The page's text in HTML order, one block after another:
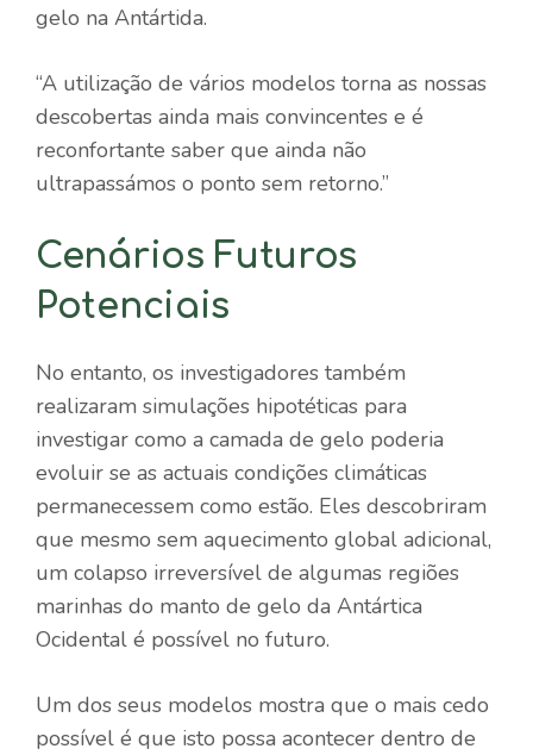
gelo na Antártida.
“A utilização de vários modelos torna as nossas
descobertas ainda mais convincentes e é
reconfortante saber que ainda não
ultrapassámos o ponto sem retorno.”
Cenários Futuros
Potenciais
No entanto, os investigadores também
realizaram simulações hipotéticas para
investigar como a camada de gelo poderia
evoluir se as actuais condições climáticas
permanecessem como estão. Eles descobriram
que mesmo sem aquecimento global adicional,
um colapso irreversível de algumas regiões
marinhas do manto de gelo da Antártica
Ocidental é possível no futuro.
Um dos seus modelos mostra que o mais cedo
possível é que isto possa acontecer dentro de